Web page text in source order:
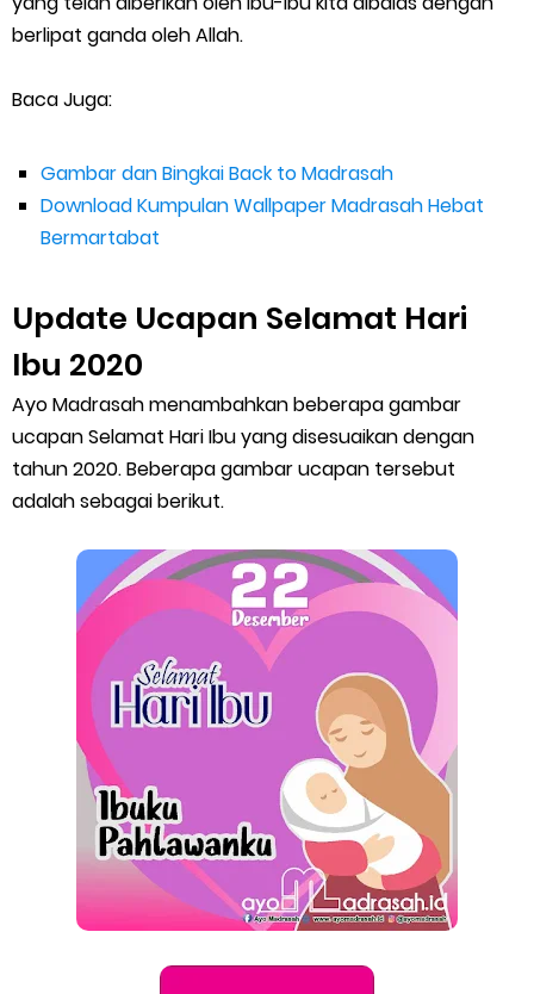
berlipat ganda oleh Allah.
Baca Juga:
Gambar dan Bingkai Back to Madrasah
Download Kumpulan Wallpaper Madrasah Hebat
Bermartabat
Update Ucapan Selamat Hari
Ibu 2020
Ayo Madrasah menambahkan beberapa gambar
ucapan Selamat Hari Ibu yang disesuaikan dengan
tahun 2020. Beberapa gambar ucapan tersebut
adalah sebagai berikut.